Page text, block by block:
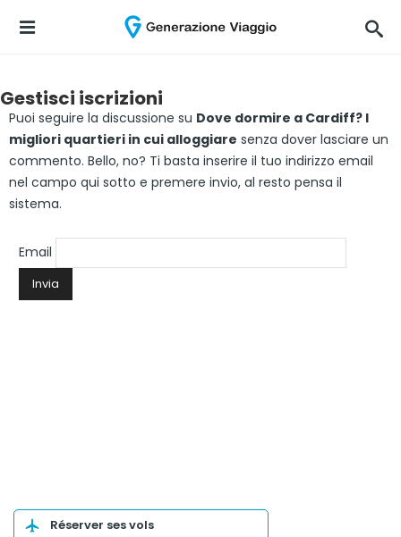
Gestisci iscrizioni
Puoi seguire la discussione su Dove dormire a Cardiff? I
migliori quartieri in cui alloggiare senza dover lasciare un
commento. Bello, no? Ti basta inserire il tuo indirizzo email
nel campo qui sotto e premere invio, al resto pensa il
sistema.
Email
Réserver ses vols